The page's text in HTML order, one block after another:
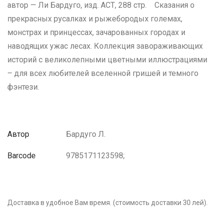
автор — Ли Бардуго, изд. АСТ, 288 стр. Сказания о
прекрасных русалках и рыжебородых големах,
монстрах и принцессах, зачарованных городах и
наводящих ужас лесах. Коллекция завораживающих
историй с великолепными цветными иллюстрациями
– для всех любителей вселенной гришей и темного
фэнтези.
Автор Бардуго Л.
Barcode 9785171123598;
Доставка в удобное Вам время. (стоимость доставки 30 лей).